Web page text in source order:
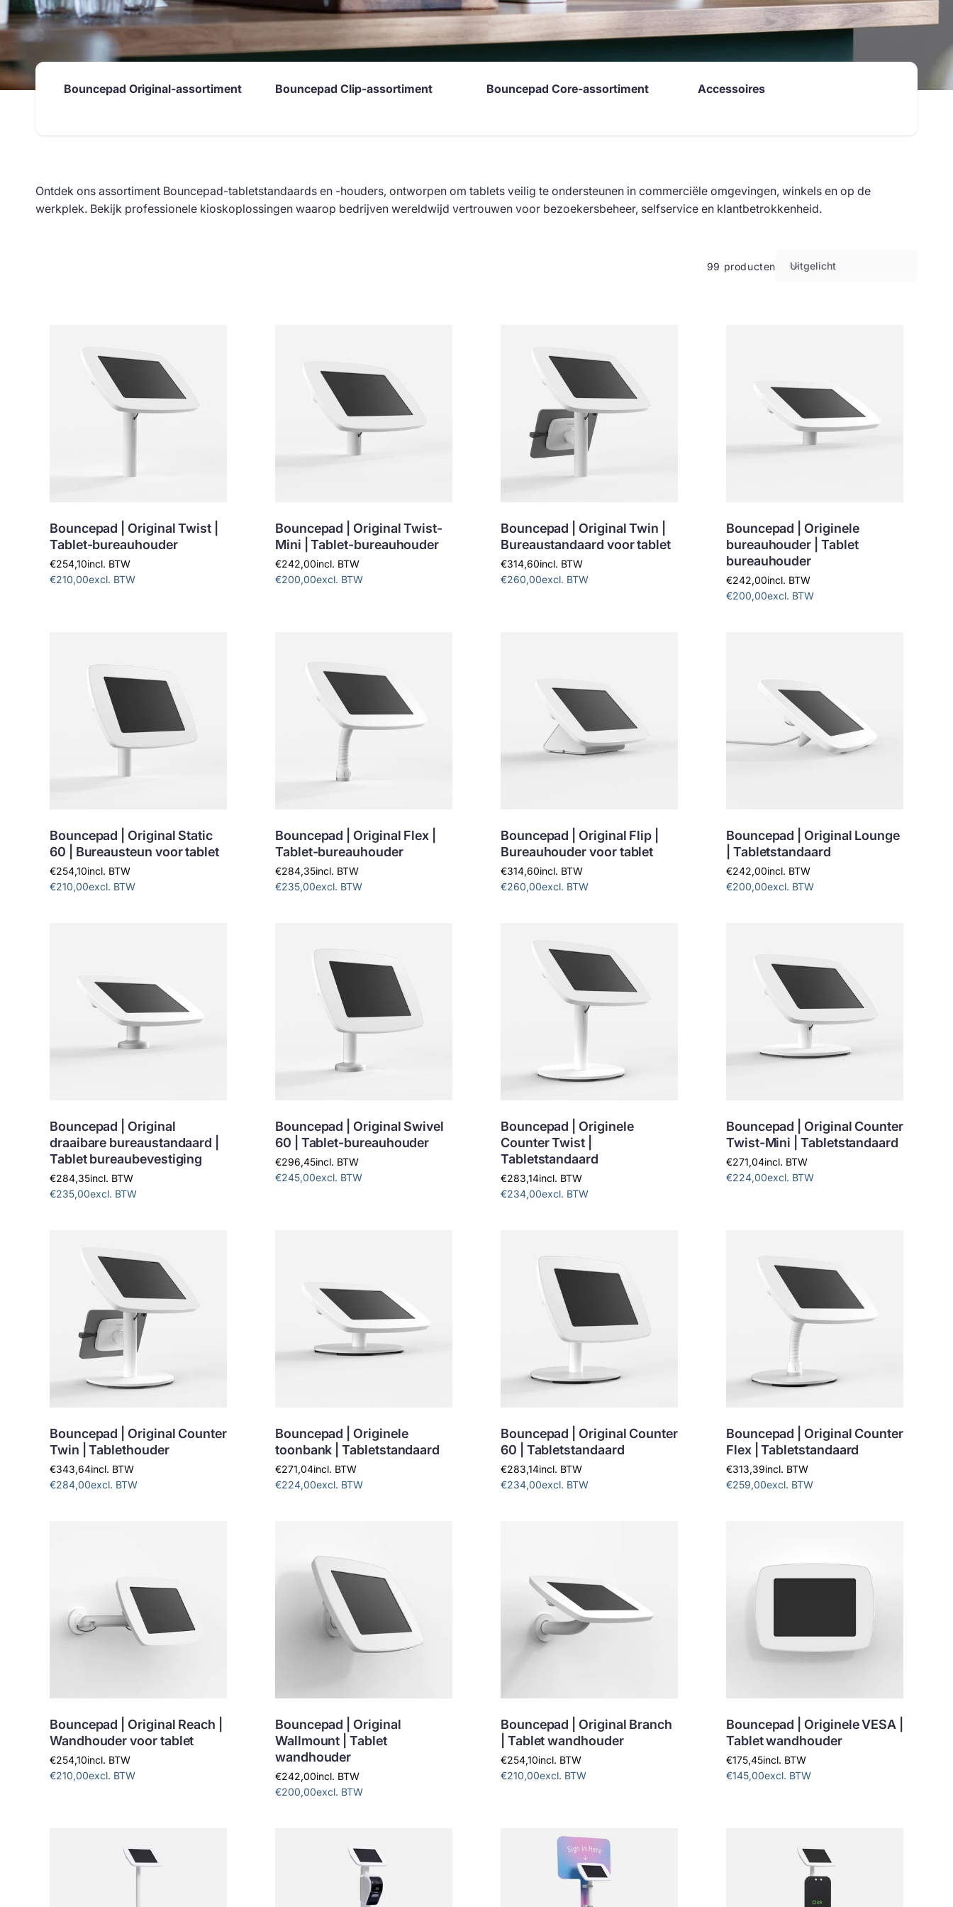
Bouncepad Original-assortiment Bouncepad Clip-assortiment Bouncepad Core-assortiment Accessoires
Ontdek ons assortiment Bouncepad-tabletstandaards en -houders, ontworpen om tablets veilig te ondersteunen in commerciële omgevingen, winkels en op de
werkplek. Bekijk professionele kioskoplossingen waarop bedrijven wereldwijd vertrouwen voor bezoekersbeheer, selfservice en klantbetrokkenheid.
99 producten
o
Uitgelicht
Bouncepad | Original Twist |
Tablet-bureauhouder
€254,10incl. BTW
€210,00excl. BTW
Bouncepad | Original Twist-
Mini | Tablet-bureauhouder
€242,00incl. BTW
€200,00excl. BTW
Bouncepad | Original Twin |
Bureaustandaard voor tablet
€314,60incl. BTW
€260,00excl. BTW
Bouncepad | Originele
bureauhouder | Tablet
bureauhouder
€242,00incl. BTW
€200,00excl. BTW
Bouncepad | Original Static
60 | Bureausteun voor tablet
€254,10incl. BTW
€210,00excl. BTW
Bouncepad | Original Flex |
Tablet-bureauhouder
€284,35incl. BTW
€235,00excl. BTW
Bouncepad | Original Flip |
Bureauhouder voor tablet
€314,60incl. BTW
€260,00excl. BTW
Bouncepad | Original Lounge
| Tabletstandaard
€242,00incl. BTW
€200,00excl. BTW
Bouncepad | Original
draaibare bureaustandaard |
Tablet bureaubevestiging
€284,35incl. BTW
€235,00excl. BTW
Bouncepad | Original Swivel
60 | Tablet-bureauhouder
€296,45incl. BTW
€245,00excl. BTW
Bouncepad | Originele
Counter Twist |
Tabletstandaard
€283,14incl. BTW
€234,00excl. BTW
Bouncepad | Original Counter
Twist-Mini | Tabletstandaard
€271,04incl. BTW
€224,00excl. BTW
Bouncepad | Original Counter
Twin | Tablethouder
€343,64incl. BTW
€284,00excl. BTW
Bouncepad | Originele
toonbank | Tabletstandaard
€271,04incl. BTW
€224,00excl. BTW
Bouncepad | Original Counter
60 | Tabletstandaard
€283,14incl. BTW
€234,00excl. BTW
Bouncepad | Original Counter
Flex | Tabletstandaard
€313,39incl. BTW
€259,00excl. BTW
Bouncepad | Original Reach |
Wandhouder voor tablet
€254,10incl. BTW
€210,00excl. BTW
Bouncepad | Original
Wallmount | Tablet
wandhouder
€242,00incl. BTW
€200,00excl. BTW
Bouncepad | Original Branch
| Tablet wandhouder
€254,10incl. BTW
€210,00excl. BTW
Bouncepad | Originele VESA |
Tablet wandhouder
€175,45incl. BTW
€145,00excl. BTW